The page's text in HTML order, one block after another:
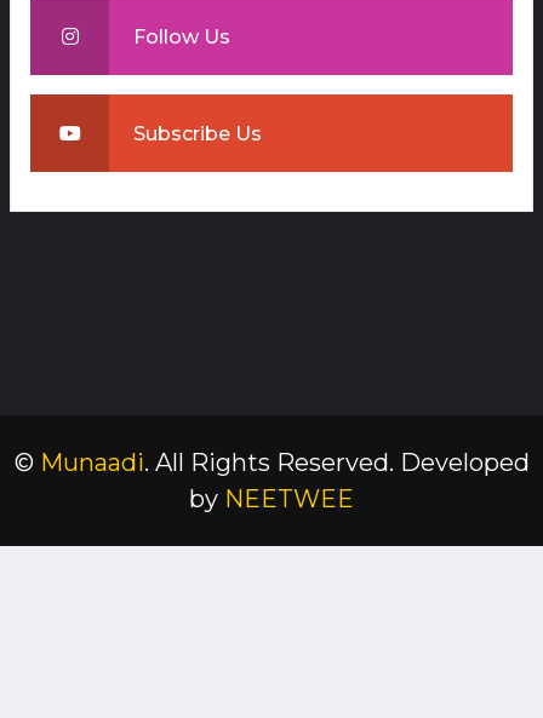
Follow Us
Subscribe Us
© Munaadi. All Rights Reserved. Developed
by NEETWEE